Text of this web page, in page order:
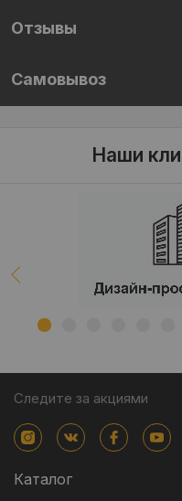
Отзывы
Самовывоз
Наши
Следите за акциями
Каталог